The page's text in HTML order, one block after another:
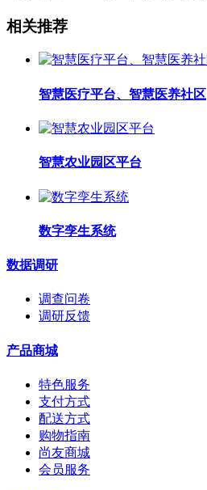
相关推荐
智慧医疗平台、智慧医养社区
智慧农业园区平台
数字孪生系统
数据调研
调查问卷
调研反馈
产品商城
特色服务
支付方式
配送方式
购物指南
尚友商城
会员服务